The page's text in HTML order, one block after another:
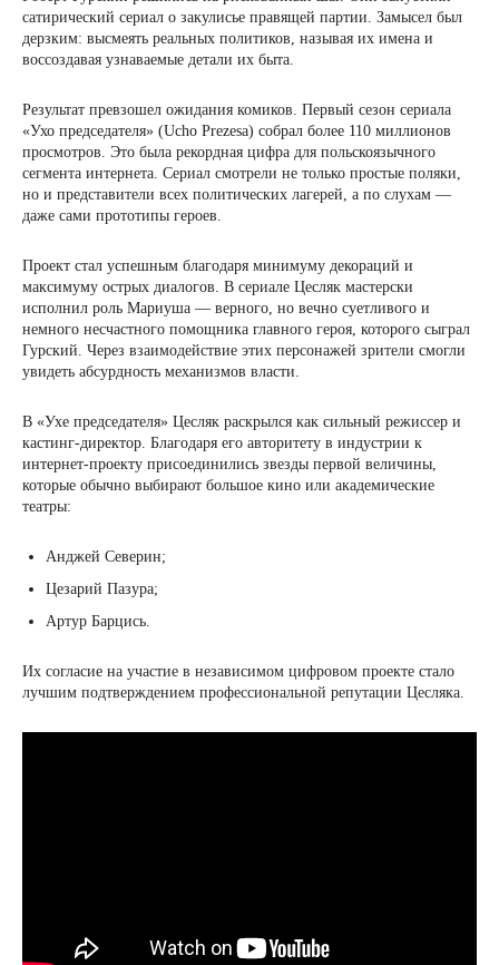
сатирический сериал о закулисье правящей партии. Замысел был
дерзким: высмеять реальных политиков, называя их имена и
воссоздавая узнаваемые детали их быта.
Результат превзошел ожидания комиков. Первый сезон сериала
«Ухо председателя» (Ucho Prezesa) собрал более 110 миллионов
просмотров. Это была рекордная цифра для польскоязычного
сегмента интернета. Сериал смотрели не только простые поляки,
но и представители всех политических лагерей, а по слухам —
даже сами прототипы героев.
Проект стал успешным благодаря минимуму декораций и
максимуму острых диалогов. В сериале Цесляк мастерски
исполнил роль Мариуша — верного, но вечно суетливого и
немного несчастного помощника главного героя, которого сыграл
Гурский. Через взаимодействие этих персонажей зрители смогли
увидеть абсурдность механизмов власти.
В «Ухе председателя» Цесляк раскрылся как сильный режиссер и
кастинг-директор. Благодаря его авторитету в индустрии к
интернет-проекту присоединились звезды первой величины,
которые обычно выбирают большое кино или академические
театры:
Анджей Северин;
Цезарий Пазура;
Артур Барцись.
Их согласие на участие в независимом цифровом проекте стало
лучшим подтверждением профессиональной репутации Цесляка.